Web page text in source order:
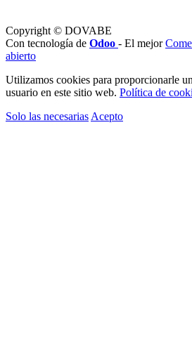
Copyright © DOVABE
Con tecnología de Odoo - El mejor
abierto
Utilizamos cookies para proporcionarle
usuario en este sitio web. Política de
Solo las necesarias Acepto